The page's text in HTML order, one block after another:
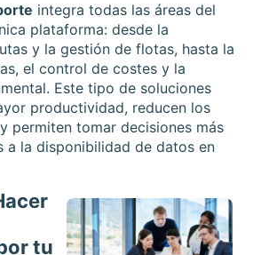
integra todas las áreas del
plataforma: desde la
y la gestión de flotas, hasta la
el control de costes y la
Este tipo de soluciones
productividad, reducen los
permiten tomar decisiones más
a la disponibilidad de datos en
tu